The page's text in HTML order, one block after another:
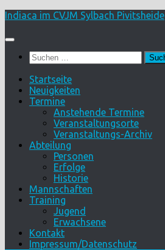
Skip
content
Indiaca im CVJM Sylbach Pivitsheide
Suchen
nach:
Startseite
Neuigkeiten
Termine
Anstehende Termine
Veranstaltungsorte
Veranstaltungs-Archiv
Abteilung
Personen
Erfolge
Historie
Mannschaften
Training
Jugend
Erwachsene
Kontakt
Impressum/Datenschutz